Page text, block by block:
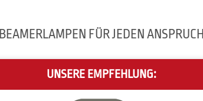
BEAMERLAMPEN FÜR JEDEN ANSPRUCH
UNSERE EMPFEHLUNG: